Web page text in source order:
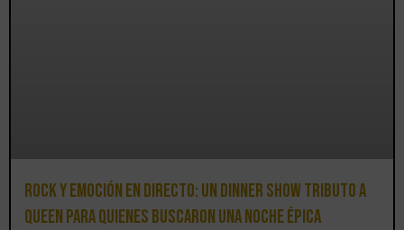
Rock y emoción en directo: un Dinner Show Tributo a
Queen para quienes buscaron una noche épica